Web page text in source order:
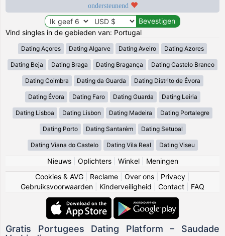
ondersteunend
Vind singles in de gebieden van: Portugal
Dating Açores Dating Algarve Dating Aveiro Dating Azores
Dating Beja Dating Braga Dating Bragança Dating Castelo Branco
Dating Coimbra Dating da Guarda Dating Distrito de Évora
Dating Évora Dating Faro Dating Guarda Dating Leiria
Dating Lisboa Dating Lisbon Dating Madeira Dating Portalegre
Dating Porto Dating Santarém Dating Setubal
Dating Viana do Castelo Dating Vila Real Dating Viseu
Nieuws| Oplichters| Winkel| Meningen
Cookies & AVG
Reclame Over ons Privacy
Gebruiksvoorwaarden
Kinderveiligheid Contact FAQ
Gratis Portugees Dating Platform – Saudade